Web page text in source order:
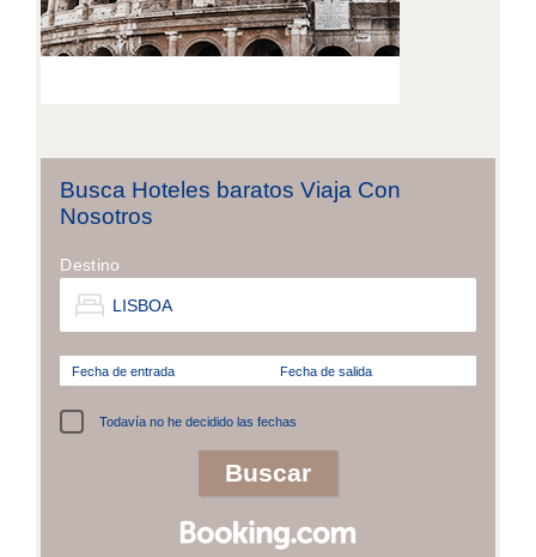
Busca Hoteles baratos Viaja Con
Nosotros
Destino
Fecha de entrada Fecha de salida
Todavía no he decidido las fechas